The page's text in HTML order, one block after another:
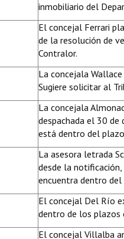
inmobiliario del
El concejal Ferrari
de la resolución de
Contralor.
La concejala
Sugiere solicitar al
La concejala
despachada el 30
está dentro del
La asesora letrada
desde la
encuentra dentro
El concejal Del Río
dentro de los plazos
El concejal Villalba